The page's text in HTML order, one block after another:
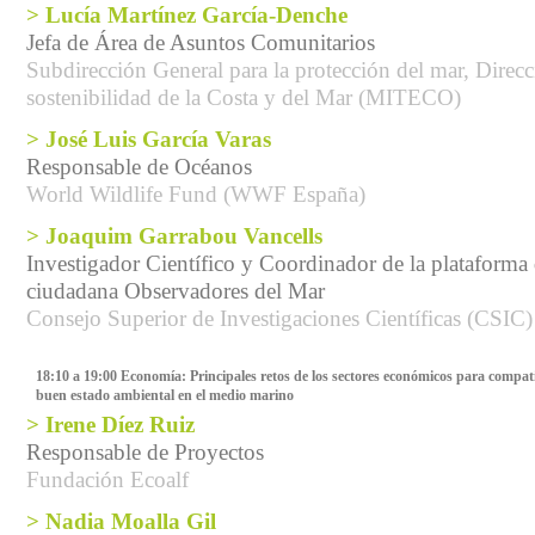
> Lucía Martínez García-Denche
Jefa de Área de Asuntos Comunitarios
Subdirección General para la protección del mar,
sostenibilidad de la Costa y del Mar (MITECO)
> José Luis García Varas
Responsable de Océanos
World Wildlife Fund (WWF España)
> Joaquim Garrabou Vancells
Investigador Científico y Coordinador de la plataforma
ciudadana Observadores del Mar
Consejo Superior de Investigaciones Científicas (CSIC)
18:10 a 19:00 Economía: Principales retos de los sectores económicos para
buen estado ambiental en el medio marino
> Irene Díez Ruiz
Responsable de Proyectos
Fundación Ecoalf
> Nadia Moalla Gil